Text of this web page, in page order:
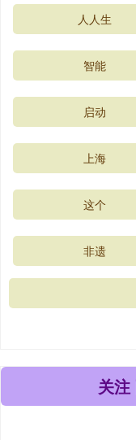
人人生
智能
启动
上海
这个
非遗
关注